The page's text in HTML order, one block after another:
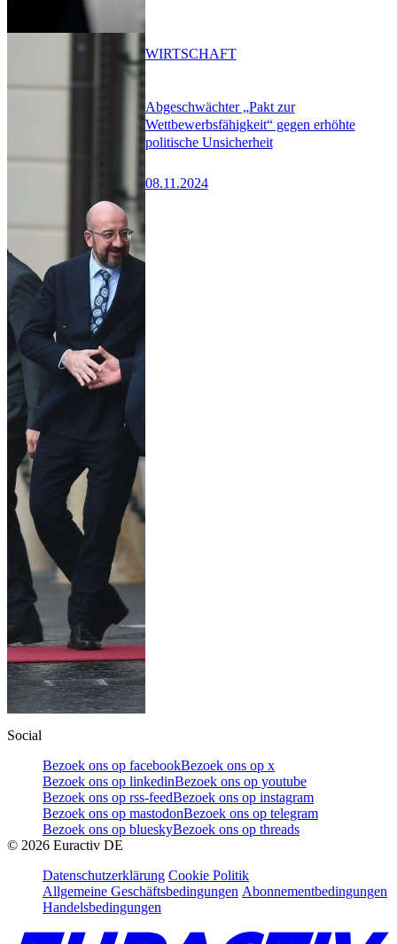
Abgeschwächter „Pakt zur
Wettbewerbsfähigkeit“ gegen erhöhte
politische Unsicherheit
08.11.2024
WIRTSCHAFT
Social
Bezoek ons op facebookBezoek ons op x
Bezoek ons op linkedinBezoek ons op youtube
Bezoek ons op rss-feedBezoek ons op instagram
Bezoek ons op mastodonBezoek ons op telegram
Bezoek ons op blueskyBezoek ons op threads
© 2026 Euractiv DE
Datenschutzerklärung Cookie Politik
Allgemeine Geschäftsbedingungen Abonnementbedingungen
Handelsbedingungen